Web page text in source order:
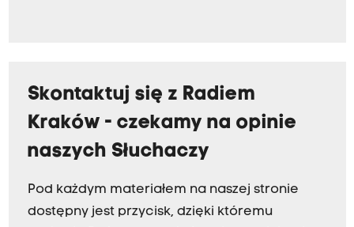
Skontaktuj się z Radiem
Kraków - czekamy na opinie
naszych Słuchaczy
Pod każdym materiałem na naszej stronie
dostępny jest przycisk, dzięki któremu